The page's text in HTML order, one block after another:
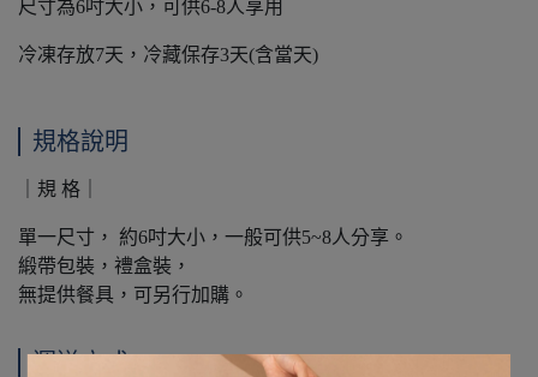
尺寸為6吋大小，可供6-8人享用
冷凍存放7天，冷藏保存3天(含當天)
規格說明
｜規 格｜
單一尺寸， 約6吋大小，一般可供5~8人分享。
緞帶包裝，禮盒裝，
無提供餐具，可另行加購。
運送方式